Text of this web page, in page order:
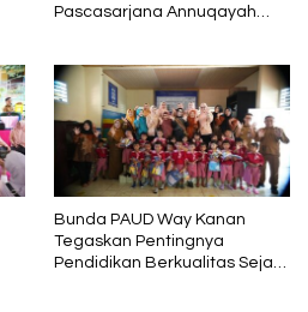
Pascasarjana Annuqayah
Bunda PAUD Way Kanan
Tegaskan Pentingnya
Pendidikan Berkualitas Sejak